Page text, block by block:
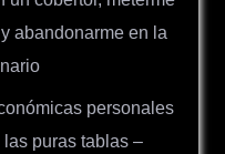
abandonarme en la
personales
puras tablas –